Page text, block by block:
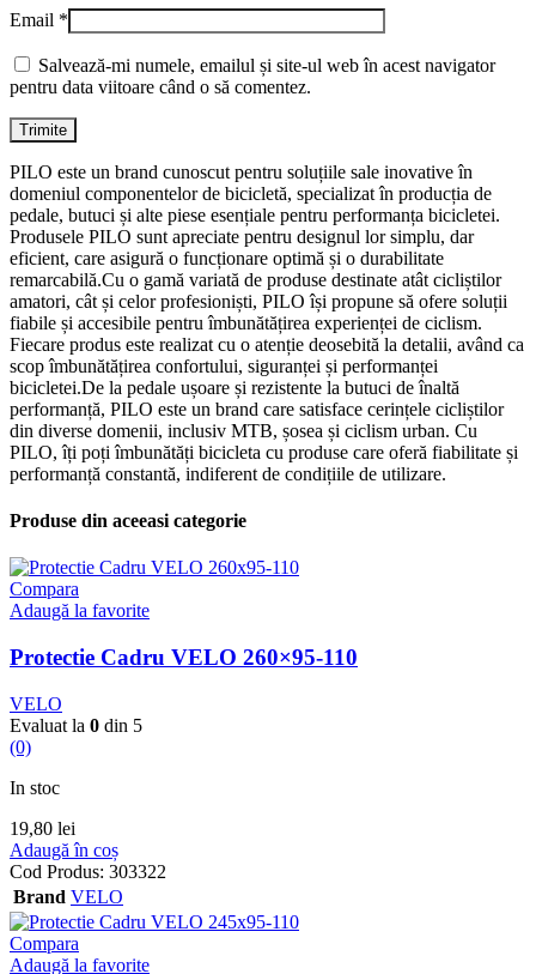
Email *
Salvează-mi numele, emailul și site-ul web în acest navigator
pentru data viitoare când o să comentez.
PILO este un brand cunoscut pentru soluțiile sale inovative în
domeniul componentelor de bicicletă, specializat în producția de
pedale, butuci și alte piese esențiale pentru performanța bicicletei.
Produsele PILO sunt apreciate pentru designul lor simplu, dar
eficient, care asigură o funcționare optimă și o durabilitate
remarcabilă.Cu o gamă variată de produse destinate atât cicliștilor
amatori, cât și celor profesioniști, PILO își propune să ofere soluții
fiabile și accesibile pentru îmbunătățirea experienței de ciclism.
Fiecare produs este realizat cu o atenție deosebită la detalii, având ca
scop îmbunătățirea confortului, siguranței și performanței
bicicletei.De la pedale ușoare și rezistente la butuci de înaltă
performanță, PILO este un brand care satisface cerințele cicliștilor
din diverse domenii, inclusiv MTB, șosea și ciclism urban. Cu
PILO, îți poți îmbunătăți bicicleta cu produse care oferă fiabilitate și
performanță constantă, indiferent de condițiile de utilizare.
Produse din aceeasi categorie
Compara
Adaugă la favorite
Protectie Cadru VELO 260×95-110
VELO
Evaluat la 0 din 5
(0)
In stoc
19,80 lei
Adaugă în coș
Cod Produs: 303322
Brand VELO
Compara
Adaugă la favorite